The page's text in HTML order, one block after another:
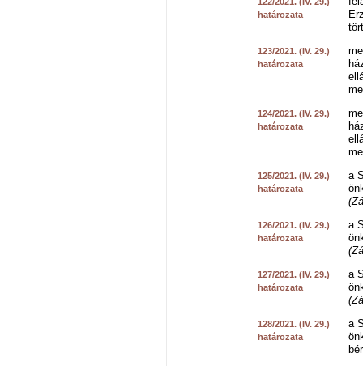
határozata
123/2021. (IV. 29.)
határozata
124/2021. (IV. 29.)
határozata
125/2021. (IV. 29.)
határozata
a
126/2021. (IV. 29.)
határozata
a
127/2021. (IV. 29.)
határozata
a
128/2021. (IV. 29.)
határozata
a